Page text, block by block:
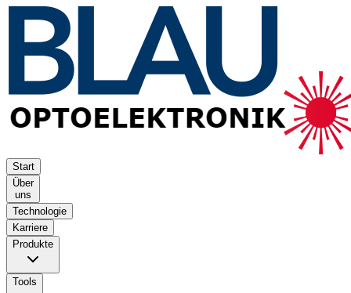
Start
Über
uns
Technologie
Karriere
Produkte
Tools